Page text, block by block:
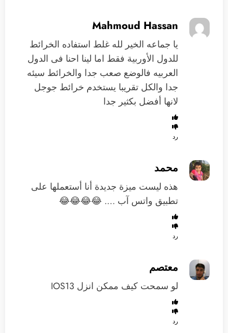
Mahmoud Hassan
يا جماعه الخير لله غلط استفاده الخرائط
للدول الأوربية فقط اما لينا احنا فى الدول
العربيه فالوضع صعب جدا والخرائط سيئه
جدا والكل تقريبا يستخدم خرائط جوجل
لانها أفضل بكثير جدا
رد
محمد
هذه ليست ميزة جديدة أنا أستعملها على
تطبيق واتس آب …. 😂😂😂😂
رد
معتصم
لو سمحت كيف ممكن انزل IOS13
رد